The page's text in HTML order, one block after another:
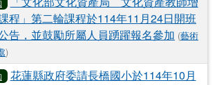
程」第二輪課程於114年11月24日開班
告，並鼓勵所屬人員踴躍報名參加 (藝術
)
花蓮縣政府委請長橋國小於114年10月